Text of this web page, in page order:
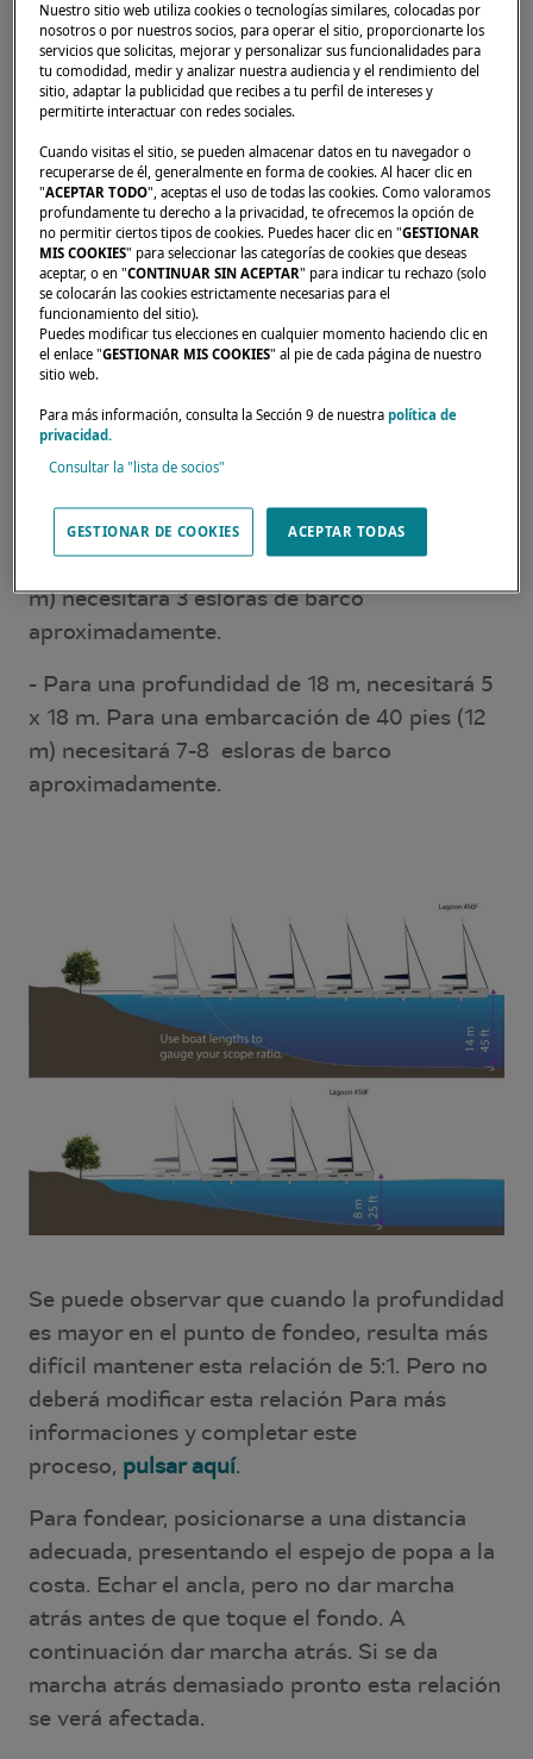
ancla en el fondo. No puede arriesgar que,
con viento de través, el ancla garree llevando
el barco a la costa.
Configuración:
Sea cual sea la línea de fondeo, debe
considerar una relación de 5:1 (relación de la
distancia horizontal con la profundidad del
agua. Existe una forma sencilla de estimarlo
utilizando la eslora de la embarcación como
unidad de medida al observar la extensión del
agua. Es más fácil visualizar 5 esloras de
barco que una distancia de 65 m.
- Si la profundidad es de 6 metros, necesitará
5 x 6 m. Para una embarcación de 40 pies (12
m) necesitará 3 esloras de barco
aproximadamente.
- Para una profundidad de 18 m, necesitará 5
x 18 m. Para una embarcación de 40 pies (12
m) necesitará 7-8 esloras de barco
aproximadamente.
Se puede observar que cuando la profundidad
es mayor en el punto de fondeo, resulta más
difícil mantener esta relación de 5:1. Pero no
deberá modificar esta relación Para más
informaciones y completar este
proceso, pulsar aquí.
Para fondear, posicionarse a una distancia
adecuada, presentando el espejo de popa a la
costa. Echar el ancla, pero no dar marcha
atrás antes de que toque el fondo. A
continuación dar marcha atrás. Si se da
marcha atrás demasiado pronto esta relación
se verá afectada.
Nuestro sitio web utiliza cookies o tecnologías similares, colocadas por
nosotros o por nuestros socios, para operar el sitio, proporcionarte los
servicios que solicitas, mejorar y personalizar sus funcionalidades para
tu comodidad, medir y analizar nuestra audiencia y el rendimiento del
sitio, adaptar la publicidad que recibes a tu perfil de intereses y
permitirte interactuar con redes sociales.
Cuando visitas el sitio, se pueden almacenar datos en tu navegador o
recuperarse de él, generalmente en forma de cookies. Al hacer clic en
"ACEPTAR TODO", aceptas el uso de todas las cookies. Como valoramos
profundamente tu derecho a la privacidad, te ofrecemos la opción de
no permitir ciertos tipos de cookies. Puedes hacer clic en "GESTIONAR
MIS COOKIES" para seleccionar las categorías de cookies que deseas
aceptar, o en "CONTINUAR SIN ACEPTAR" para indicar tu rechazo (solo
se colocarán las cookies estrictamente necesarias para el
funcionamiento del sitio).
Puedes modificar tus elecciones en cualquier momento haciendo clic en
el enlace "GESTIONAR MIS COOKIES" al pie de cada página de nuestro
sitio web.
Para más información, consulta la Sección 9 de nuestrapolítica de
privacidad.
Consultar la "lista de socios"
GESTIONAR DE COOKIES ACEPTAR TODAS